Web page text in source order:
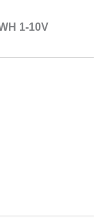
1-10V